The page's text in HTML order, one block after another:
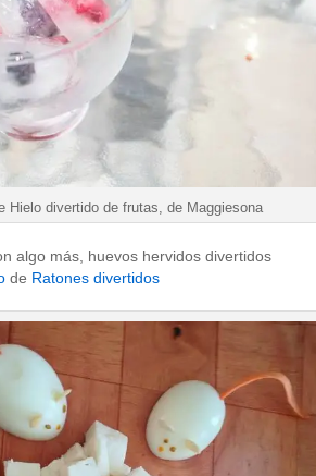
Hielo divertido de frutas, de Maggiesona
algo más, huevos hervidos divertidos
de Ratones divertidos